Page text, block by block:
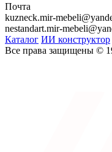
Почта
kuzneck.mir-
nestandart.mir-
Каталог ИИ конструктор
Все права защищены ©